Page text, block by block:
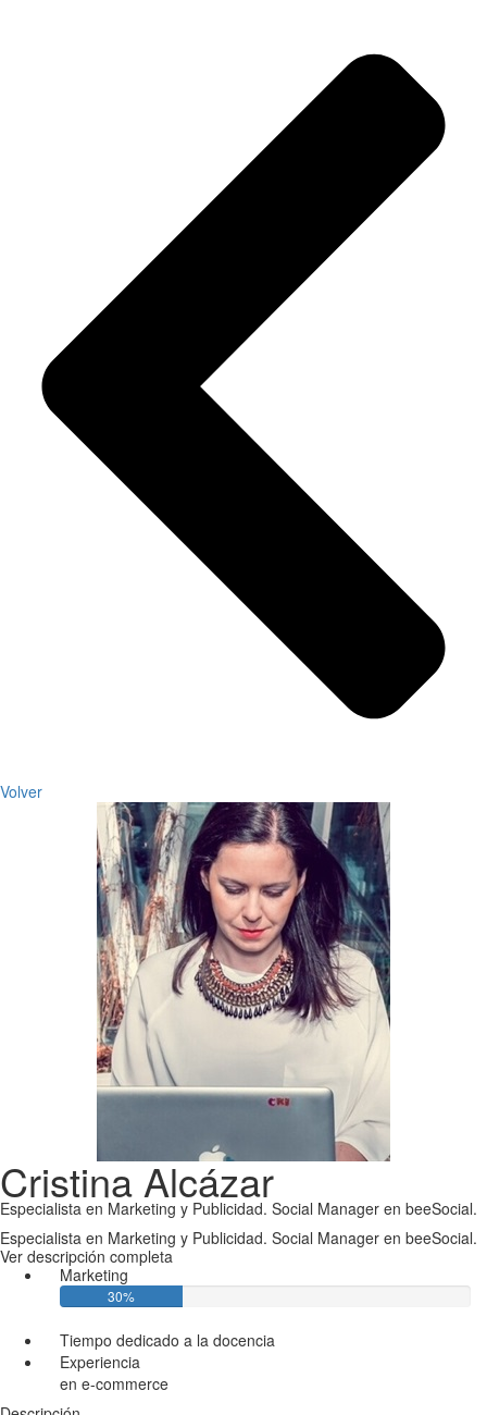
Volver
Cristina Alcázar
Especialista en Marketing y Publicidad. Social Manager en beeSocial.
Especialista en Marketing y Publicidad. Social Manager en beeSocial.
Ver descripción completa
Marketing
30%
Tiempo dedicado a la docencia
Experiencia
en e-commerce